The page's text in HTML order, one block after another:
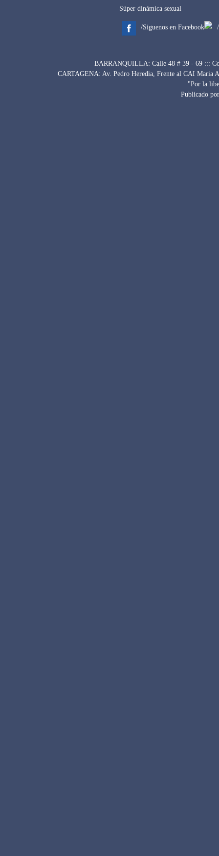
Súper dinámica sexual
/Siguenos en Facebook
BARRANQUILLA: Calle 48 # 39 - 69 :::
CARTAGENA: Av. Pedro Heredia, Frente al CAI Maria
"Por la
Publicado